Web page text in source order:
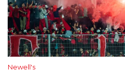
Newell's